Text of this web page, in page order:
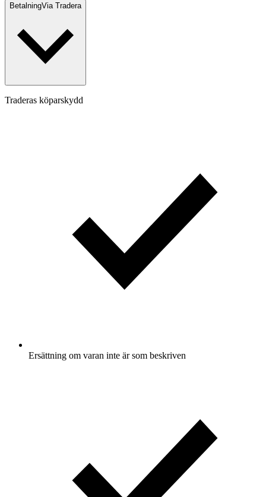
BetalningVia Tradera
Traderas köparskydd
Ersättning om varan inte är som beskriven